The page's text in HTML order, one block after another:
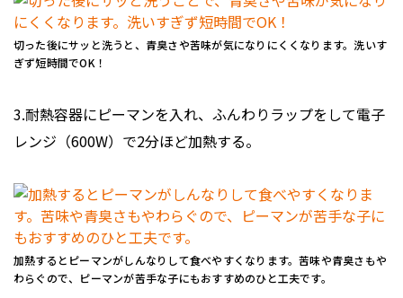
切った後にサッと洗うと、青臭さや苦味が気になりにくくなります。洗いす
ぎず短時間でOK！
3.耐熱容器にピーマンを入れ、ふんわりラップをして電子
レンジ（600W）で2分ほど加熱する。
加熱するとピーマンがしんなりして食べやすくなります。苦味や青臭さもや
わらぐので、ピーマンが苦手な子にもおすすめのひと工夫です。